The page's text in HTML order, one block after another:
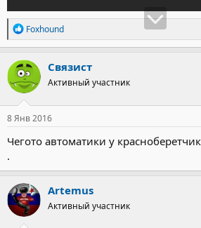
Р
е
а
к
ц
и
и
:
Foxhound
Связист
Активный участник
8 Янв 2016
Чегото автоматики у
.
Artemus
Активный участник